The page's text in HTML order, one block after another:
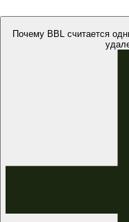
Почему BBL считается